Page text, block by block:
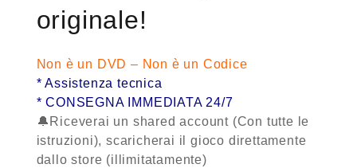
originale!
Non è un DVD – Non è un Codice
* Assistenza tecnica
* CONSEGNA IMMEDIATA 24/7
🔔Riceverai un shared account (Con tutte le
istruzioni), scaricherai il gioco direttamente
dallo store (illimitatamente)